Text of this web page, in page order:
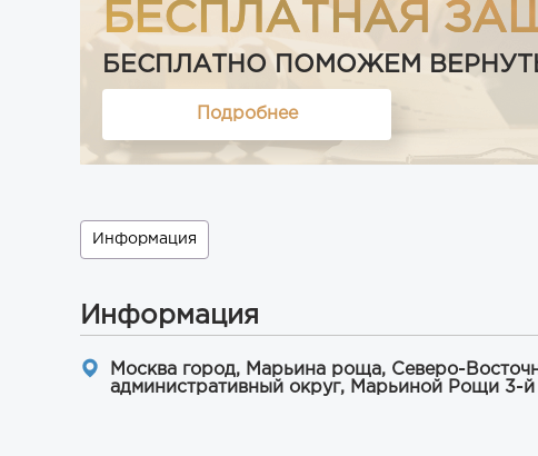
БЕСПЛАТНАЯ
БЕСПЛАТНО ПОМОЖЕМ
Подробнее
Информация
Информация
Москва город, Марьина роща, Северо-
административный округ, Марьиной Рощи 3-й